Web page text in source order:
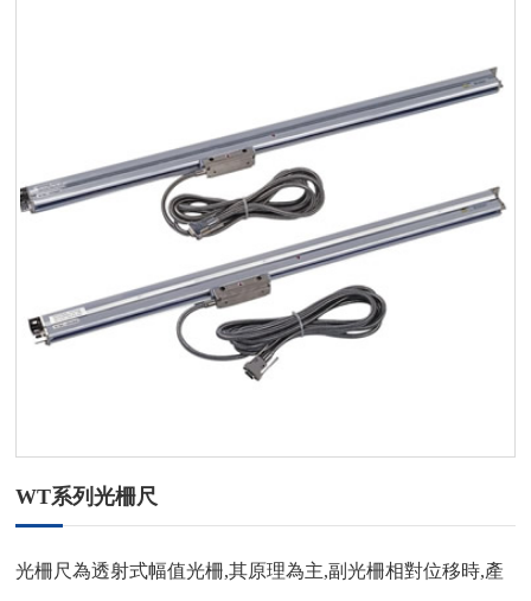
WT系列光柵尺
光柵尺為透射式幅值光柵,其原理為主,副光柵相對位移時,產